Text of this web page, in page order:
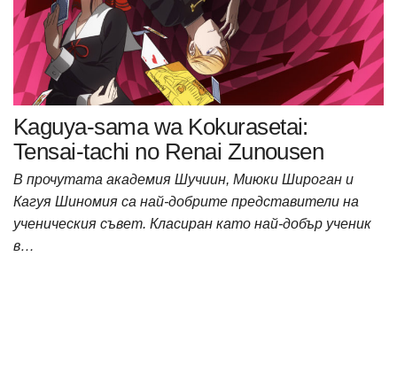
Kaguya-sama wa Kokurasetai:
Tensai-tachi no Renai Zunousen
В прочутата академия Шучиин, Миюки Широган и
Кагуя Шиномия са най-добрите представители на
ученическия съвет. Класиран като най-добър ученик
в…